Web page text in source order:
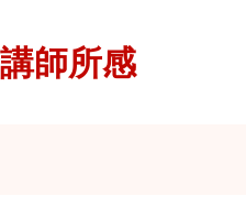
師所感